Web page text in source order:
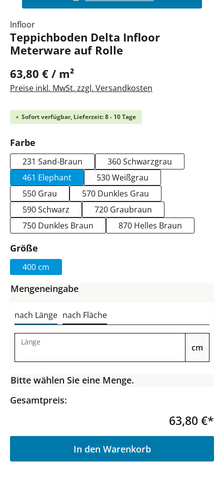
Infloor
Teppichboden Delta Infloor
Meterware auf Rolle
63,80 € / m²
Preise inkl. MwSt. zzgl. Versandkosten
Sofort verfügbar, Lieferzeit: 8 - 10 Tage
Farbe
231 Sand-Braun
360 Schwarzgrau
461 Elephant
530 Weißgrau
550 Grau
570 Dunkles Grau
590 Schwarz
720 Graubraun
750 Dunkles Braun
870 Helles Braun
Größe
400 cm
Mengeneingabe
nach Länge nach Fläche
Länge
cm
Bitte wählen Sie eine Menge.
Gesamtpreis:
63,80 €*
In den Warenkorb